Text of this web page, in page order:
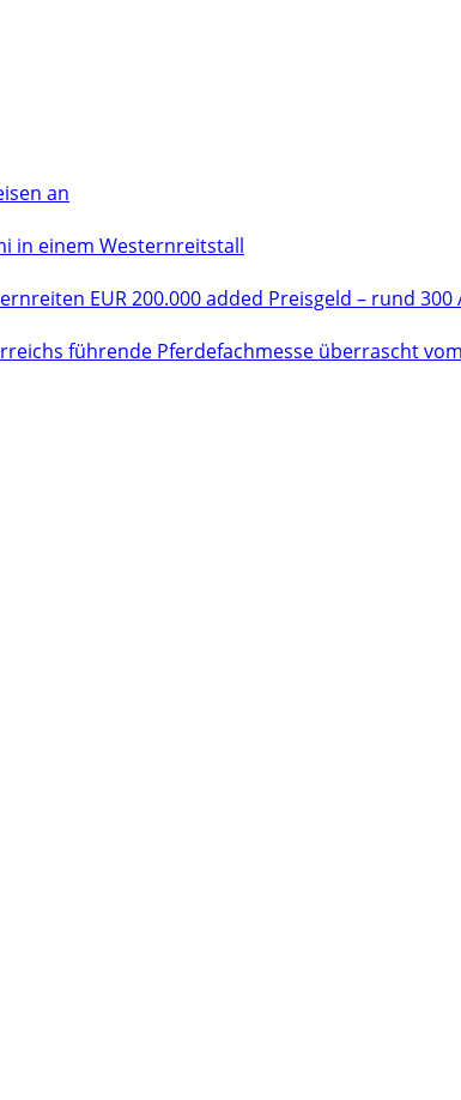
an
in einem Westernreitstall
EUR 200.000 added Preisgeld – rund 300
führende Pferdefachmesse überrascht